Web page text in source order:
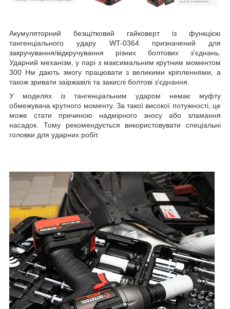
Акумуляторний безщітковий гайковерт із функцією
тангенціального удару WT-0364 призначений для
закручування/відкручування різних болтових з'єднань.
Ударний механізм, у парі з максимальним крутним моментом
300 Нм дають змогу працювати з великими кріпленнями, а
також зривати заіржавілі та закислі болтові з'єднання.
У моделях із тангенціальним ударом немає муфту
обмежувача крутного моменту. За такої високої потужності, це
може стати причиною надмірного зносу або зламання
насадок. Тому рекомендується використовувати спеціальні
головки для ударних робіт.